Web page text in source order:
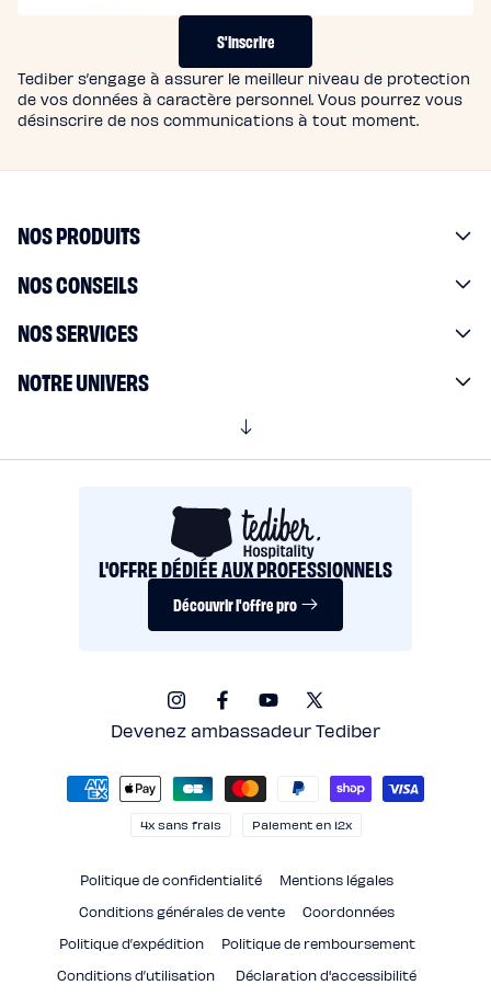
S
S'inscrire
Tediber s’engage à assurer le meilleur niveau de protection
de vos données à caractère personnel. Vous pourrez vous
désinscrire de nos communications à tout moment.
NOS PRODUITS
NOS CONSEILS
NOS SERVICES
NOTRE UNIVERS
L'OFFRE DÉDIÉE AUX PROFESSIONNELS
Découvrir l'offre pro
InstagramFacebookYouTube
X
(Twitter)
Devenez ambassadeur Tediber
paiement
4x sans frais Paiement en 12x
Politique de confidentialité
Mentions légales
Conditions générales de vente
Coordonnées
Politique d’expédition
Politique de remboursement
Conditions d’utilisation
Déclaration d'accessibilité